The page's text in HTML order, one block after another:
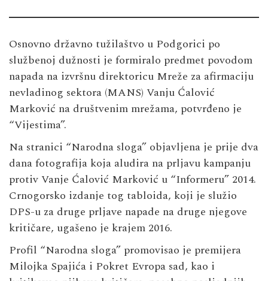
Osnovno državno tužilaštvo u Podgorici po
službenoj dužnosti je formiralo predmet povodom
napada na izvršnu direktoricu Mreže za afirmaciju
nevladinog sektora (MANS) Vanju Ćalović
Marković na društvenim mrežama, potvrđeno je
“Vijestima”.
Na stranici “Narodna sloga” objavljena je prije dva
dana fotografija koja aludira na prljavu kampanju
protiv Vanje Ćalović Marković u “Informeru” 2014.
Crnogorsko izdanje tog tabloida, koji je služio
DPS-u za druge prljave napade na druge njegove
kritičare, ugašeno je krajem 2016.
Profil “Narodna sloga” promovisao je premijera
Milojka Spajića i Pokret Evropa sad, kao i